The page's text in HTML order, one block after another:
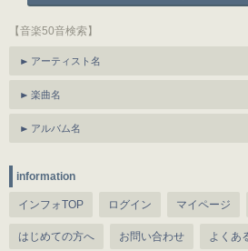
【音楽50音検索】
アーティスト名
楽曲名
アルバム名
information
インフォTOP ログイン マイページ
はじめての方へ お問い合わせ よくあ